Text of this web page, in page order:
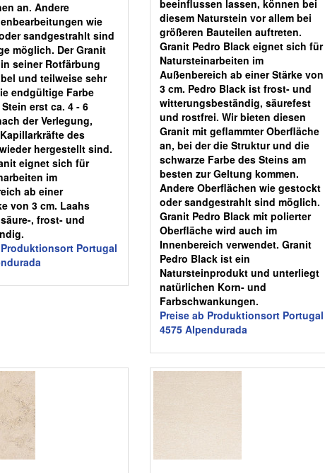
an. Andere
wie
sandgestrahlt sind
möglich. Der Granit
seiner Rotfärbung
und teilweise sehr
endgültige Farbe
erst ca. 4 - 6
der Verlegung,
des
hergestellt sind.
eignet sich für
im
ab einer
von 3 cm. Laahs
, frost- und
Portugal
beeinflussen lassen, können bei
diesem Naturstein vor allem bei
größeren Bauteilen auftreten.
Granit Pedro Black eignet sich für
Natursteinarbeiten im
Außenbereich ab einer Stärke von
3 cm. Pedro Black ist frost- und
witterungsbeständig, säurefest
und rostfrei. Wir bieten diesen
Granit mit geflammter Oberfläche
an, bei der die Struktur und die
schwarze Farbe des Steins am
besten zur Geltung kommen.
Andere Oberflächen wie gestockt
oder sandgestrahlt sind möglich.
Granit Pedro Black mit polierter
Oberfläche wird auch im
Innenbereich verwendet. Granit
Pedro Black ist ein
Natursteinprodukt und unterliegt
natürlichen Korn- und
Farbschwankungen.
Preise ab Produktionsort Portugal
4575 Alpendurada